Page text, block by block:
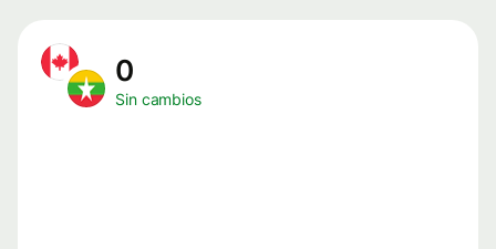
0
Sin cambios